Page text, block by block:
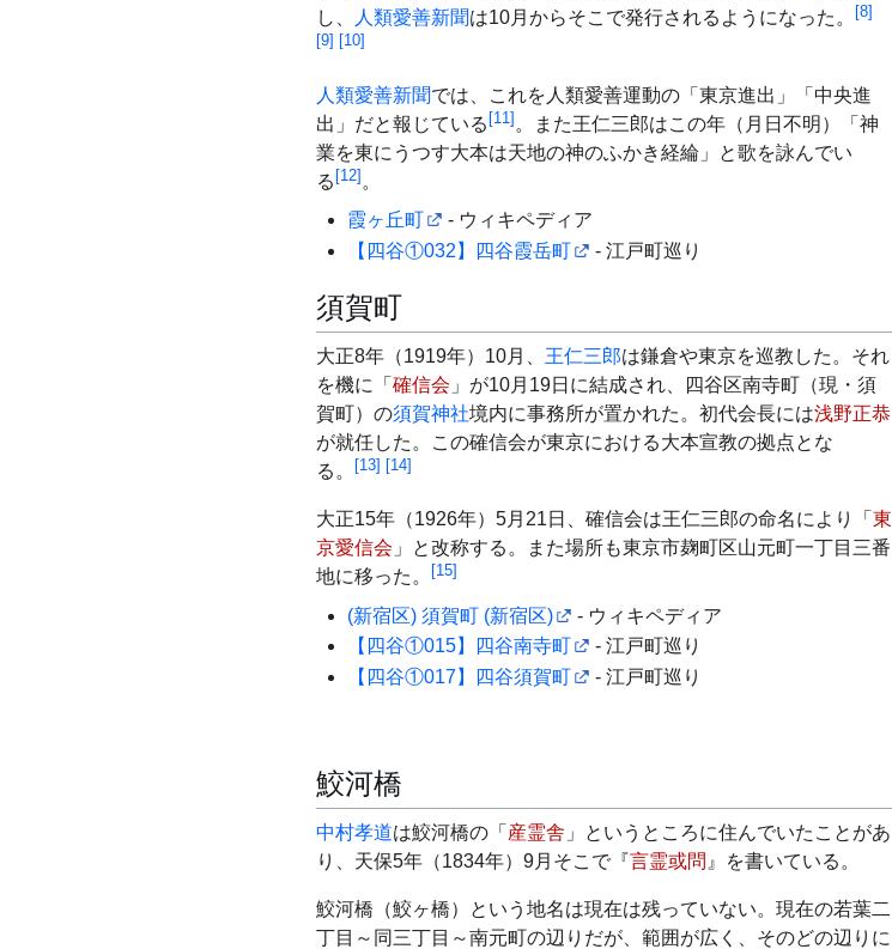
し、
人類愛善新聞は10月からそこで発行されるようになった。 [8]
[9] [10]
人類愛善新聞では、これを人類愛善運動の「東京進出」「中央進
出」だと報じている [11] 。また王仁三郎はこの年（月日不明）「神
業を東にうつす大本は天地の神のふかき経綸」と歌を詠んでい
る [12] 。
霞ヶ丘町
- ウィキペディア
【四谷①032】四谷霞岳町
- 江戸町巡り
須賀町
大正8年（1919年）10月、 王仁三郎は鎌倉や東京を巡教した。それ
を機に「 確信会 」が10月19日に結成され、四谷区南寺町（現・須
賀町）の須賀神社境内に事務所が置かれた。初代会長には浅野正恭
が就任した。この確信会が東京における大本宣教の拠点とな
る。
[13] [14]
大正15年（1926年）5月21日、確信会は王仁三郎の命名により「 東
京愛信会 」と改称する。また場所も東京市麹町区山元町一丁目三番
地に移った。
[15]
(新宿区) 須賀町 (新宿区)
- ウィキペディア
【四谷①015】四谷南寺町
- 江戸町巡り
【四谷①017】四谷須賀町
- 江戸町巡り
鮫河橋
中村孝道は鮫河橋の「 産霊舎 」というところに住んでいたことがあ
り、天保5年（1834年）9月そこで『言霊或問 』を書いている。
鮫河橋（鮫ヶ橋）という地名は現在は残っていない。現在の若葉二
丁目～同三丁目～南元町の辺りだが、範囲が広く、そのどの辺りに